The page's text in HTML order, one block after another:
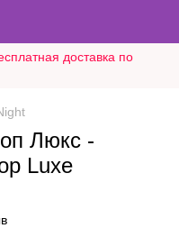
доставка по
Люкс -
Luxe